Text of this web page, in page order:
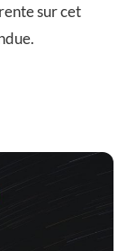
sur cet